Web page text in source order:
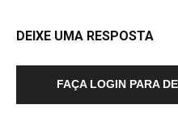
DEIXE UMA RESPOSTA
FAÇA LOGIN PARA